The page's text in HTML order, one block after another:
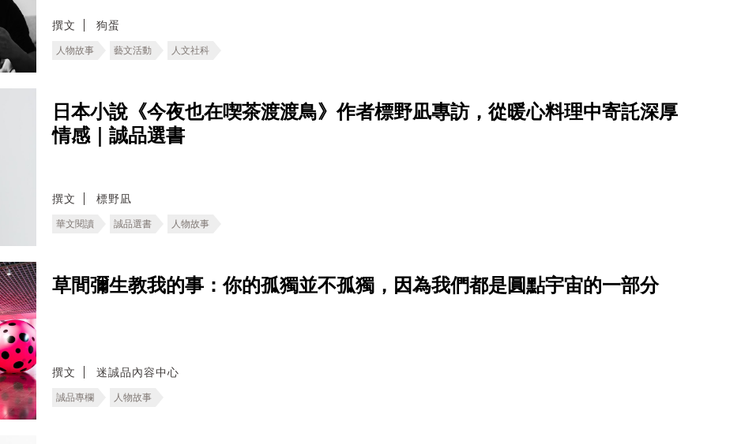
撰文 狗蛋
人物故事 藝文活動 人文社科
日本小說《今夜也在喫茶渡渡鳥》作者標野凪專訪，從暖心料理中寄託深厚
情感｜誠品選書
撰文 標野凪
華文閱讀 誠品選書 人物故事
草間彌生教我的事：你的孤獨並不孤獨，因為我們都是圓點宇宙的一部分
撰文 迷誠品內容中心
誠品專欄 人物故事